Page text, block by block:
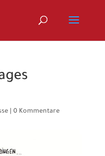
| 0 Kommentare